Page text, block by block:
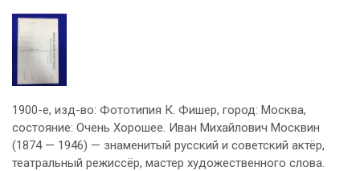
1900-е, изд-во: Фототипия К. Фишер, город: Москва,
состояние: Очень Хорошее. Иван Михайлович Москвин
(1874 — 1946) — знаменитый русский и советский актёр,
театральный режиссёр, мастер художественного слова.